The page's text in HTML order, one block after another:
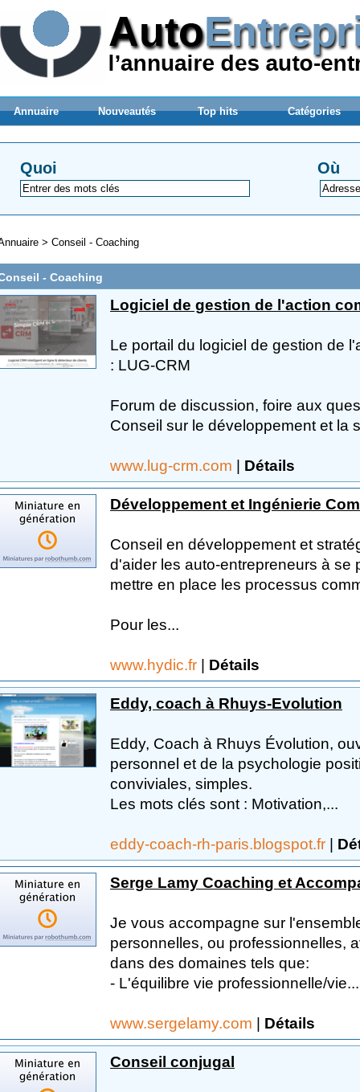
Annuaire Nouveautés Top hits Catégories
Quoi Où
> Conseil - Coaching
- Coaching
Logiciel de gestion de l'action
Le portail du logiciel de gestion de
: LUG-CRM
Forum de discussion, foire aux
Conseil sur le développement et la
www.lug-crm.com | Détails
Développement et Ingénierie
Conseil en développement et
d'aider les auto-entrepreneurs à se
mettre en place les processus
Pour les...
www.hydic.fr | Détails
Eddy, coach à Rhuys-Evolution
Eddy, Coach à Rhuys Évolution,
personnel et de la psychologie
conviviales, simples.
Les mots clés sont : Motivation,...
eddy-coach-rh-paris.blogspot.fr |
Serge Lamy Coaching et
Je vous accompagne sur
personnelles, ou professionnelles,
dans des domaines tels que:
- L'équilibre vie professionnelle/vie...
www.sergelamy.com | Détails
Conseil conjugal